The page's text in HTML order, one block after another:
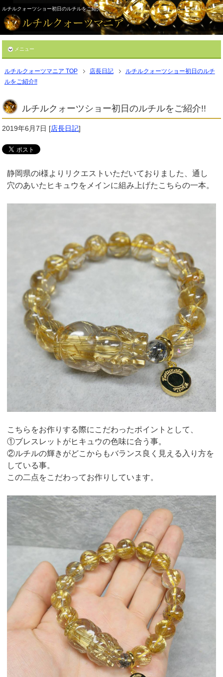
ルチルクォーツショー初日のルチルをご紹介!!
メニュー
ルチルクォーツマニア TOP 店長日記
ルチルクォーツショー初日のルチ
ルをご紹介!!
ルチルクォーツショー初日のルチルをご紹介!!
2019年6月7日 [店長日記]
静岡県のi様よりリクエストいただいておりました、通し
穴のあいたヒキュウをメインに組み上げたこちらの一本。
こちらをお作りする際にこだわったポイントとして、
①ブレスレットがヒキュウの色味に合う事。
②ルチルの輝きがどこからもバランス良く見える入り方を
している事。
この二点をこだわってお作りしています。